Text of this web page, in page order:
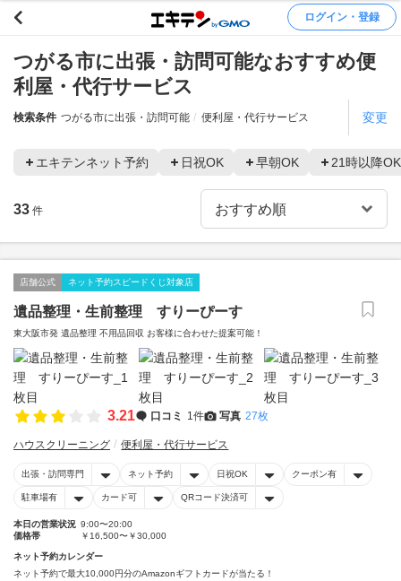
ログイン・登録
つがる市に出張・訪問可能なおすすめ便
利屋・代行サービス
検索条件 つがる市に出張・訪問可能 便利屋・代行サービス 変更
エキテンネット予約 日祝OK 早朝OK 21時以降OK
33 件
店舗公式 ネット予約スピードくじ対象店
遺品整理・生前整理 すりーぴーす
東大阪市発 遺品整理 不用品回収 お客様に合わせた提案可能！
3.21 口コミ 1件 写真 27枚
ハウスクリーニング 便利屋・代行サービス
出張・訪問専門 ネット予約 日祝OK クーポン有
駐車場有 カード可 QRコード決済可
本日の営業状況 9:00〜20:00
価格帯
￥16,500〜￥30,000
ネット予約カレンダー
ネット予約で最大10,000円分のAmazonギフトカードが当たる！